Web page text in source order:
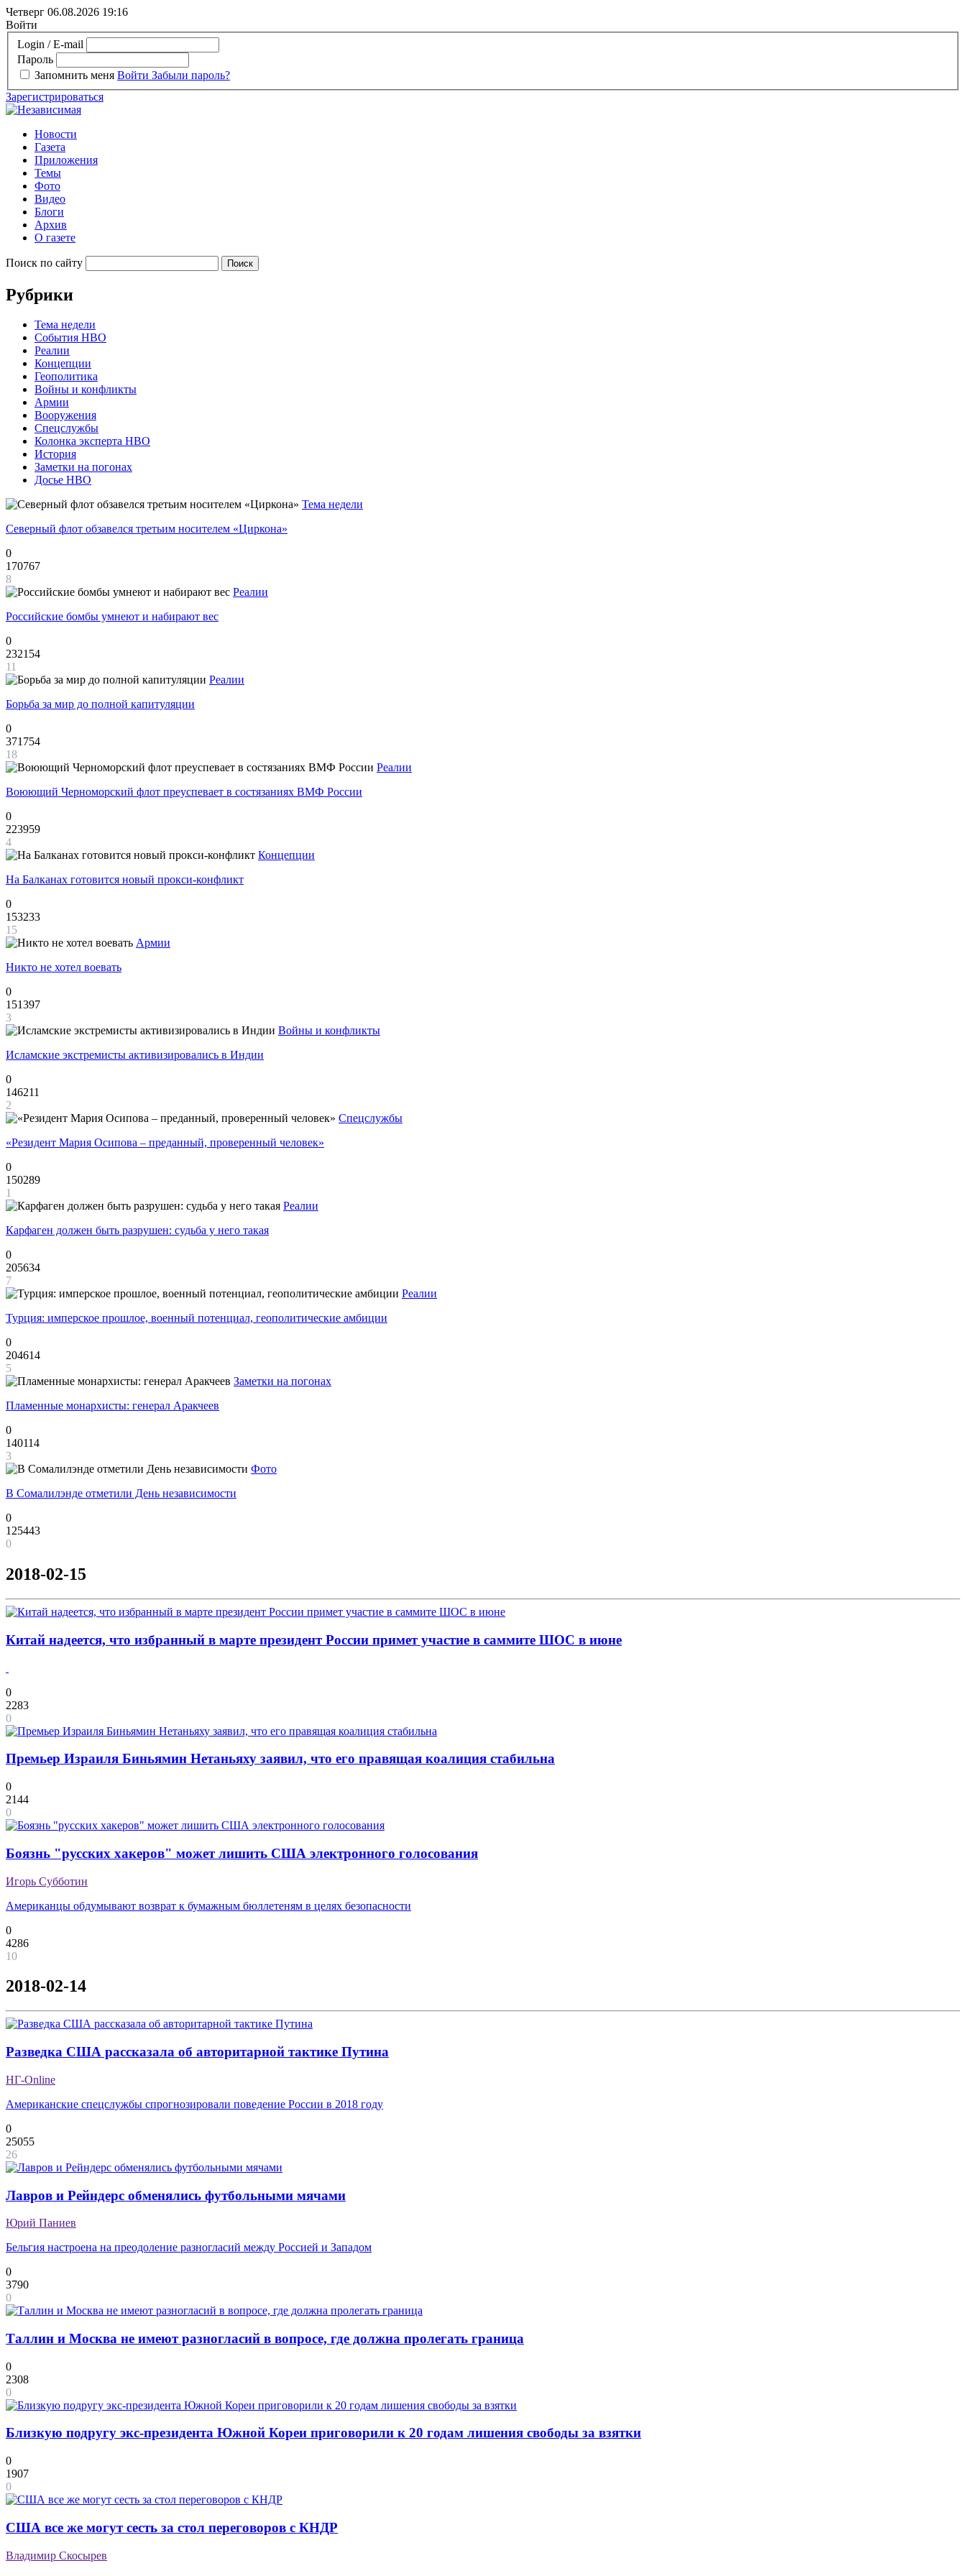
Четверг 06.08.2026 19:16
Войти
Login / E-mail
Пароль
Запомнить меня Войти Забыли пароль?
Зарегистрироваться
Новости
Газета
Приложения
Темы
Фото
Видео
Блоги
Архив
О газете
Поиск по сайту
Рубрики
Тема недели
События НВО
Реалии
Концепции
Геополитика
Войны и конфликты
Армии
Вооружения
Спецслужбы
Колонка эксперта НВО
История
Заметки на погонах
Досье НВО
Тема недели
Северный флот обзавелся третьим носителем «Циркона»
0
170767
8
Реалии
Российские бомбы умнеют и набирают вес
0
232154
11
Реалии
Борьба за мир до полной капитуляции
0
371754
18
Реалии
Воюющий Черноморский флот преуспевает в состязаниях ВМФ России
0
223959
4
Концепции
На Балканах готовится новый прокси-конфликт
0
153233
15
Армии
Никто не хотел воевать
0
151397
3
Войны и конфликты
Исламские экстремисты активизировались в Индии
0
146211
2
Спецслужбы
«Резидент Мария Осипова – преданный, проверенный человек»
0
150289
1
Реалии
Карфаген должен быть разрушен: судьба у него такая
0
205634
7
Реалии
Турция: имперское прошлое, военный потенциал, геополитические амбиции
0
204614
5
Заметки на погонах
Пламенные монархисты: генерал Аракчеев
0
140114
3
Фото
В Сомалилэнде отметили День независимости
0
125443
0
2018-02-15
Китай надеется, что избранный в марте президент России примет участие в саммите ШОС в июне
0
2283
0
Премьер Израиля Биньямин Нетаньяху заявил, что его правящая коалиция стабильна
0
2144
0
Боязнь "русских хакеров" может лишить США электронного голосования
Игорь Субботин
Американцы обдумывают возврат к бумажным бюллетеням в целях безопасности
0
4286
10
2018-02-14
Разведка США рассказала об авторитарной тактике Путина
НГ-Online
Американские спецслужбы спрогнозировали поведение России в 2018 году
0
25055
26
Лавров и Рейндерс обменялись футбольными мячами
Юрий Паниев
Бельгия настроена на преодоление разногласий между Россией и Западом
0
3790
0
Таллин и Москва не имеют разногласий в вопросе, где должна пролегать граница
0
2308
0
Близкую подругу экс-президента Южной Кореи приговорили к 20 годам лишения свободы за взятки
0
1907
0
США все же могут сесть за стол переговоров с КНДР
Владимир Скосырев